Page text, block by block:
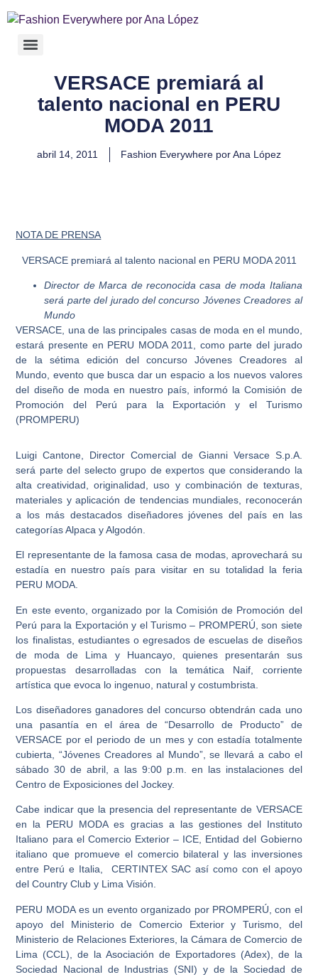
VERSACE premiará al
talento nacional en PERU
MODA 2011
abril 14, 2011 Fashion Everywhere por Ana López
NOTA DE PRENSA
VERSACE premiará al talento nacional en PERU MODA 2011
Director de Marca de reconocida casa de moda Italiana
será parte del jurado del concurso Jóvenes Creadores al
Mundo
VERSACE , una de las principales casas de moda en el mundo,
estará presente en PERU MODA 2011
, como parte del jurado
de la sétima edición del concursoJóvenes Creadores al
Mundo, evento que busca dar un espacio a los nuevos valores
del diseño de moda en nuestro país, informó la Comisión de
Promoción del Perú para la Exportación y el Turismo
(PROMPERU)
Luigi Cantone, Director Comercial de Gianni Versace S.p.A.
será parte del selecto grupo de expertos que considerando la
alta creatividad, originalidad, uso y combinación de texturas,
materiales y aplicación de tendencias mundiales, reconocerán
a los más destacados diseñadores jóvenes del país en las
categorías Alpaca y Algodón.
El representante de la famosa casa de modas, aprovechará su
estadía en nuestro país para visitar en su totalidad la feria
PERU MODA.
En este evento, organizado por la Comisión de Promoción del
Perú para la Exportación y el Turismo – PROMPERÚ , son siete
los finalistas, estudiantes o egresados de escuelas de diseños
de moda de Lima y Huancayo, quienes presentarán sus
propuestas desarrolladas con la temática Naif, corriente
artística que evoca lo ingenuo, natural y costumbrista.
Los diseñadores ganadores del concurso obtendrán cada uno
una pasantía en el área de “Desarrollo de Producto” de
VERSACE por el periodo de un mes y con estadía totalmente
cubierta, “Jóvenes Creadores al Mundo”, se llevará a cabo el
sábado 30 de abril, a las 9:00 p.m. en las instalaciones del
Centro de Exposiciones del Jockey.
Cabe indicar que la presencia del representante de VERSACE
en la PERU MODA es gracias a las gestiones del Instituto
Italiano para el Comercio Exterior – ICE, Entidad del Gobierno
italiano que promueve el comercio bilateral y las inversiones
entre Perú e Italia, CERTINTEX SAC así como con el apoyo
del Country Club y Lima Visión.
PERU MODAes un evento organizado por PROMPERÚ, con el
apoyo del Ministerio de Comercio Exterior y Turismo, del
Ministerio de Relaciones Exteriores, la Cámara de Comercio de
Lima (CCL), de la Asociación de Exportadores (Adex), de la
Sociedad Nacional de Industrias (SNI) y de la Sociedad de